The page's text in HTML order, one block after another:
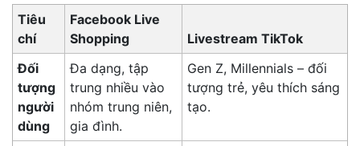
Tiêu
chí
Facebook Live
Shopping
Livestream TikTok
Đối
tượng
người
dùng
Đa dạng, tập
trung nhiều vào
nhóm trung niên,
gia đình.
Gen Z, Millennials – đối
tượng trẻ, yêu thích sáng
tạo.